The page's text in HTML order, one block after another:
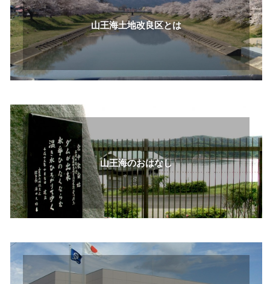
山王海土地改良区とは
山王海のおはなし